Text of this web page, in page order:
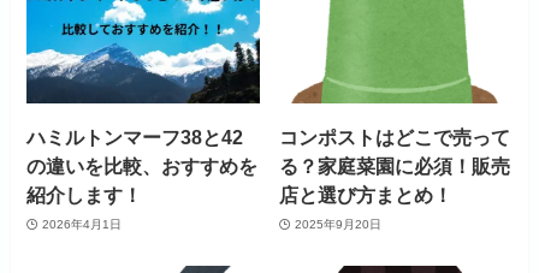
ハミルトンマーフ38と42
の違いを比較、おすすめを
紹介します！
2026年4月1日
コンポストはどこで売って
る？家庭菜園に必須！販売
店と選び方まとめ！
2025年9月20日